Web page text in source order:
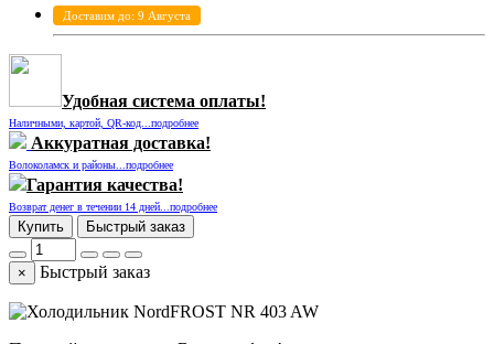
Доставим до: 9 Августа
Удобная система оплаты!
Наличными, картой, QR-код...подробнее
Аккуратная доставка!
Волоколамск и районы...подробнее
Гарантия качества!
Возврат денег в течении 14 дней...подробнее
Купить Быстрый заказ
× Быстрый заказ